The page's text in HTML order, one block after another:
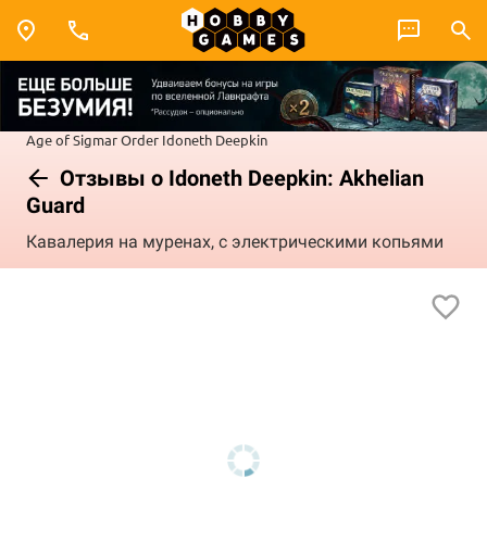
Age of SigmarOrder Idoneth Deepkin
Отзывы о Idoneth Deepkin: Akhelian
Guard
Кавалерия на муренах, с электрическими копьями